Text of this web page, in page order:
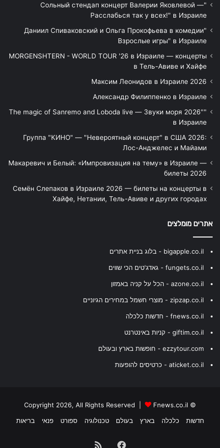
"Сольный стендап концерт Валерии Яковлевой —
Расслабься так у всех!" в Израиле
"Даниил Спиваковский и Ольга Прокофьева в комедии
Взрослые игры" в Израиле
MORGENSHTERN - WORLD TOUR '26 в Израиле — концерты
в Тель-Авиве и Хайфе
Максим Леонидов в Израиле 2026
Александр Филиппенко в Израиле
"The magic of Sanremo and Loboda live — Звуки моря 2026"
в Израиле
Группа "КИНО" — "Невероятный концерт" в США 2026:
Лос-Анджелес и Майами
Макаревич и Белый: «Импровизация на тему» в Израиле —
билеты 2026
Семён Слепаков в Израиле 2026 — билеты на концерты в
Хайфе, Нетании, Тель-Авиве и других городах
אתרים מומלצים
bigapple.co.il - בלוג בניית אתרים
fungets.co.il - גאדג'טים הכי שווים
azone.co.il - הכל על קניה באמזון
zipzap.co.il - מוצרי חשמל במחירים הגיוניים
fnews.co.il - חדשות כלכלה
giftim.co.il - קניות באינטרנט
ezzytour.com - חופשות בארץ ובעולם
aticket.co.il - כרטיסים להופעות
© Copyright 2026, All Rights Reserved |
Fnews.co.il
חדשות
כלכלה בארץ בעולם טכנולוגיה ספורט פנאי בריאות
Facebook